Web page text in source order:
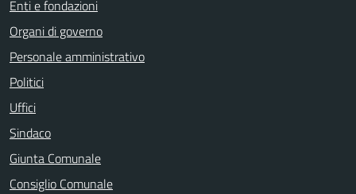
Enti e fondazioni
Organi di governo
Personale amministrativo
Politici
Uffici
Sindaco
Giunta Comunale
Consiglio Comunale